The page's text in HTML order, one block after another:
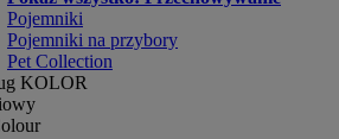
Pojemniki
Pojemniki na przybory
Pet Collection
KOLOR